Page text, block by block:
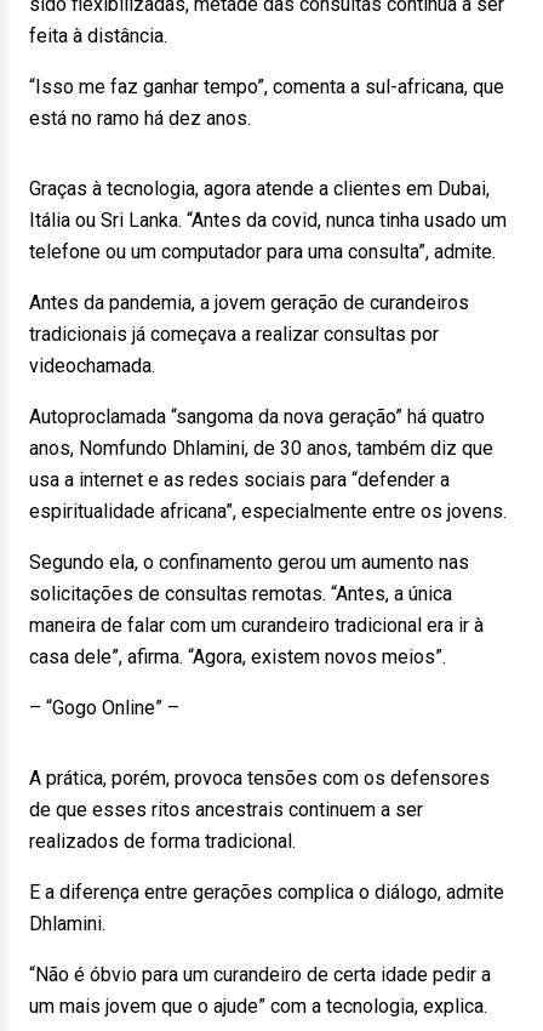
feita à distância.
“Isso me faz ganhar tempo”, comenta a sul-africana, que
está no ramo há dez anos.
Graças à tecnologia, agora atende a clientes em Dubai,
Itália ou Sri Lanka. “Antes da covid, nunca tinha usado um
telefone ou um computador para uma consulta”, admite.
Antes da pandemia, a jovem geração de curandeiros
tradicionais já começava a realizar consultas por
videochamada.
Autoproclamada “sangoma da nova geração” há quatro
anos, Nomfundo Dhlamini, de 30 anos, também diz que
usa a internet e as redes sociais para “defender a
espiritualidade africana”, especialmente entre os jovens.
Segundo ela, o confinamento gerou um aumento nas
solicitações de consultas remotas. “Antes, a única
maneira de falar com um curandeiro tradicional era ir à
casa dele”, afirma. “Agora, existem novos meios”.
– “Gogo Online” –
A prática, porém, provoca tensões com os defensores
de que esses ritos ancestrais continuem a ser
realizados de forma tradicional.
E a diferença entre gerações complica o diálogo, admite
Dhlamini.
“Não é óbvio para um curandeiro de certa idade pedir a
um mais jovem que o ajude” com a tecnologia, explica.